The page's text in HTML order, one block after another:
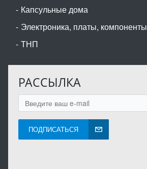
Капсульные дома
Электроника, платы, компоненты
ТНП
РАССЫЛКА
ПОДПИСАТЬСЯ